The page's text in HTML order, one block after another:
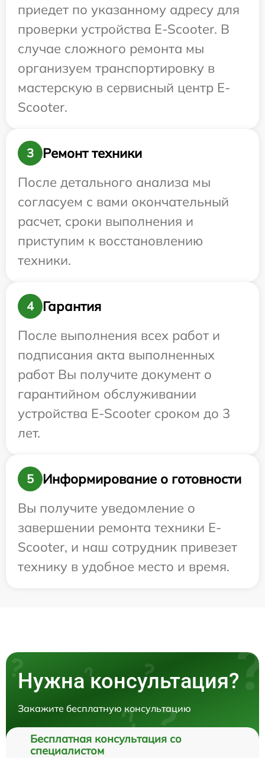
приедет по указанному адресу для
проверки устройства E-Scooter. В
случае сложного ремонта мы
организуем транспортировку в
мастерскую в сервисный центр E-
Scooter.
3
Ремонт техники
После детального анализа мы
согласуем с вами окончательный
расчет, сроки выполнения и
приступим к восстановлению
техники.
4
Гарантия
После выполнения всех работ и
подписания акта выполненных
работ Вы получите документ о
гарантийном обслуживании
устройства E-Scooter сроком до 3
лет.
5
Информирование о готовности
Вы получите уведомление о
завершении ремонта техники E-
Scooter, и наш сотрудник привезет
технику в удобное место и время.
Нужна консультация?
Закажите бесплатную консультацию
Бесплатная консультация со
специалистом